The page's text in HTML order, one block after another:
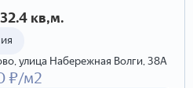
кв,м.
улица Набережная Волги, 38А
₽/м2